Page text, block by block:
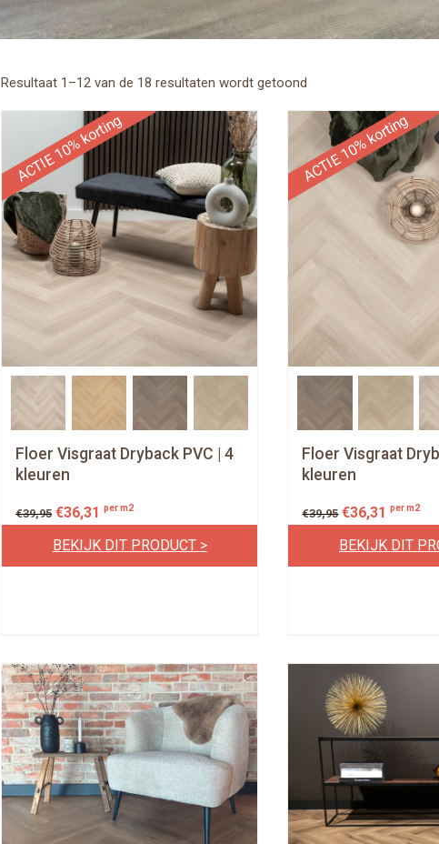
Resultaat 1–12 van de 18 resultaten wordt getoond
ACTIE 10% korting
Floer Visgraat Dryback PVC | 4
kleuren
€39,95 €36,31 per m2
BEKIJK DIT PRODUCT >
ACTIE 10% korting
Floer Visgraat
kleuren
€39,95 €36,31 per m2
BEKIJK DIT